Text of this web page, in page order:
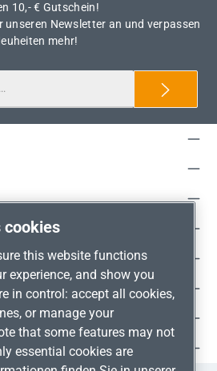
10,- € Gutschein!
unseren Newsletter an und verpassen
mehr!
cookies
this website functions
experience, and show you
in control: accept all cookies,
or manage your
that some features may not
essential cookies are